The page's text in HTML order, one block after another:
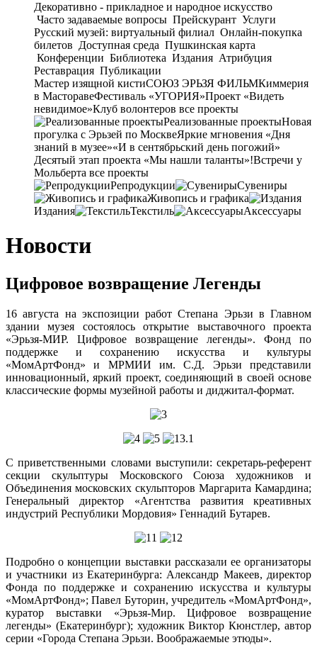
Декоративно - прикладное и народное искусство
Часто задаваемые вопросы Прейскурант Услуги
Русский музей: виртуальный филиал Онлайн-покупка
билетов Доступная среда Пушкинская карта
Конференции Библиотека Издания Атрибуция
Реставрация Публикации
Мастер изящной кистиСОЮЗ ЭРЬЗЯ ФИЛЬМКиммерия
в МасторавеФестиваль «УГОРИЯ»Проект «Видеть
невидимое»Клуб волонтеров все проекты
Реализованные проектыНовая
прогулка с Эрьзей по МосквеЯркие мгновения «Дня
знаний в музее»«И в сентябрьский день погожий»
Десятый этап проекта «Мы нашли таланты»!Встречи у
Мольберта все проекты
Репродукции
Сувениры
Живопись и графика
Издания
Текстиль Аксессуары
Новости
Цифровое возвращение Легенды
16 августа на экспозиции работ Степана Эрьзи в Главном
здании музея состоялось открытие выставочного проекта
«Эрьзя-МИР. Цифровое возвращение легенды». Фонд по
поддержке и сохранению искусства и культуры
«МомАртФонд» и МРМИИ им. С.Д. Эрьзи представили
инновационный, яркий проект, соединяющий в своей основе
классические формы музейной работы и диджитал-формат.
С приветственными словами выступили: секретарь-референт
секции скульптуры Московского Союза художников и
Объединения московских скульпторов Маргарита Камардина;
Генеральный директор «Агентства развития креативных
индустрий Республики Мордовия» Геннадий Бутарев.
Подробно о концепции выставки рассказали ее организаторы
и участники из Екатеринбурга: Александр Макеев, директор
Фонда по поддержке и сохранению искусства и культуры
«МомАртФонд»; Павел Буторин, учредитель «МомАртФонд»,
куратор выставки «Эрьзя-Мир. Цифровое возвращение
легенды» (Екатеринбург); художник Виктор Кюнстлер, автор
серии «Города Степана Эрьзи. Воображаемые этюды».